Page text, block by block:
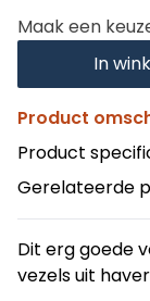
Maak een
In
Product
Product
Gerelateerde
Dit erg goede
vezels uit